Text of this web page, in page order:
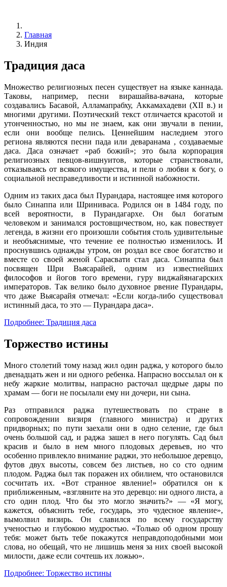
Главная
Индия
Традиция даса
Множество религиозных песен существует на языке каннада.
Таковы, например, песни вирашайва-вачана, которые
создавались Басавой, Алламапрабху, Аккамахадеви (XII в.) и
многими другими. Поэтический текст отличается красотой и
утонченностью, но мы не знаем, как они звучали в пении,
если они вообще пелись. Ценнейшим наследием этого
региона являются песни пада или деваранама , создаваемые
даса. Даса означает «раб божий»; это была корпорация
религиозных певцов-вишнуитов, которые странствовали,
отказываясь от всякого имущества, и пели о любви к богу, о
социальной несправедливости и истинной набожности.
Одним из таких даса был Пурандара, настоящее имя которого
было Синаппа или Шриниваса. Родился он в 1484 году, по
всей вероятности, в Пурандагархе. Он был богатым
человеком и занимался ростовщичеством, но, как повествует
легенда, в жизни его произошли события столь удивительные
и необъяснимые, что течение ее полностью изменилось. И
проснувшись однажды утром, он роздал все свое богатство и
вместе со своей женой Сарасвати стал даса. Синаппа был
посвящен Шри Вьясарайей, одним из известнейших
философов и йогов того времени, гуру виджайянагарских
императоров. Так велико было духовное рвение Пурандары,
что даже Вьясарайя отмечал: «Если когда-либо существовал
истинный даса, то это — Пурандара даса».
Подробнее: Традиция даса
Торжество истины
Много столетий тому назад жил один раджа, у которого было
двенадцать жен и ни одного ребенка. Напрасно воссылал он к
небу жаркие молитвы, напрасно расточал щедрые дары по
храмам — боги не посылали ему ни дочери, ни сына.
Раз отправился раджа путешествовать по стране в
сопровождении визиря (главного министра) и других
придворных; по пути заехали они в одно селение, где был
очень большой сад, и раджа зашел в него погулять. Сад был
красив и было в нем много плодовых деревьев, но что
особенно привлекло внимание раджи, это небольшое деревцо,
футов двух высоты, совсем без листьев, но со сто одним
плодом. Раджа был так поражен их обилием, что остановился
сосчитать их. «Вот странное явление!» обратился он к
приближенным, «взгляните на это деревцо: ни одного листа, а
сто один плод. Что бы это могло значить?» — «Я могу,
кажется, объяснить тебе, государь, это чудесное явление»,
вымолвил визирь. Он славился по всему государству
ученостью и глубокою мудростью. «Только об одном прошу
тебя: может быть тебе покажутся неправдоподобными мои
слова, но обещай, что не лишишь меня за них своей высокой
милости, даже если сочтешь их ложью».
Подробнее: Торжество истины